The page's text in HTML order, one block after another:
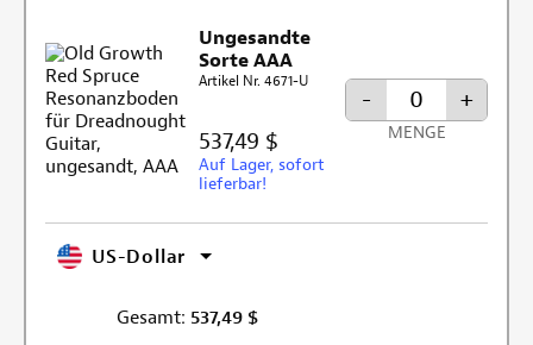
Ungesandte
Sorte AAA
Artikel Nr. 4671-U
537,49 $
Auf Lager, sofort
lieferbar!
- +
MENGE
US-Dollar
Gesamt: 537,49 $